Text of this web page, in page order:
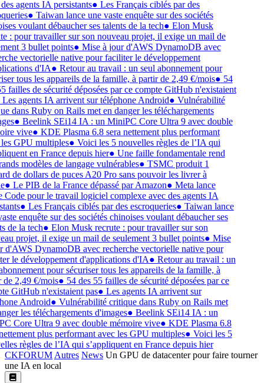
agents IA persistants●Les Français ciblés par des
●Taiwan lance une vaste enquête sur des sociétés
voulant débaucher ses talents de la tech●Elon Musk
: pour travailler sur son nouveau projet, il exige un mail de
3 bullet points●Mise à jour d'AWS DynamoDB avec
vectorielle native pour faciliter le développement
d'IA●Retour au travail : un seul abonnement pour
tous les appareils de la famille, à partir de 2,49 €/mois●54
failles de sécurité déposées par ce compte GitHub n'existaient
agents IA arrivent sur téléphone Android●Vulnérabilité
dans Ruby on Rails met en danger les téléchargements
●Beelink SEi14 IA : un MiniPC Core Ultra 9 avec double
vive●KDE Plasma 6.8 sera nettement plus performant
GPU multiples●Voici les 5 nouvelles règles de l’IA qui
en France depuis hier●Une faille fondamentale rend
modèles de langage vulnérables●TSMC produit 1
de dollars de puces A20 Pro sans pouvoir les livrer à
●Le PIB de la France dépassé par Amazon●Meta lance
pour le travail logiciel complexe avec des agents IA
●Les Français ciblés par des escroqueries●Taiwan lance
enquête sur des sociétés chinoises voulant débaucher ses
de la tech●Elon Musk recrute : pour travailler sur son
projet, il exige un mail de seulement 3 bullet points●Mise
d'AWS DynamoDB avec recherche vectorielle native pour
le développement d'applications d'IA●Retour au travail : un
pour sécuriser tous les appareils de la famille, à
2,49 €/mois●54 des 55 failles de sécurité déposées par ce
GitHub n'existaient pas●Les agents IA arrivent sur
Android●Vulnérabilité critique dans Ruby on Rails met
les téléchargements d'images●Beelink SEi14 IA : un
Core Ultra 9 avec double mémoire vive●KDE Plasma 6.8
plus performant avec les GPU multiples●Voici les 5
règles de l’IA qui s’appliquent en France depuis hier
CKFORUMAutres News Un GPU de datacenter pour faire tourner
une IA en local